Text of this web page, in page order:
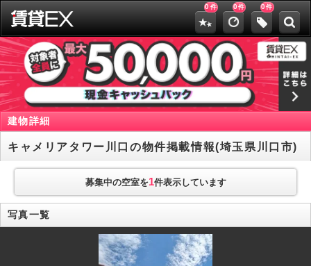
0 件 0件 0件
建物詳細
キャメリアタワー川口の物件掲載情報(埼玉県川口市)
募集中の空室を1件表示しています
写真一覧